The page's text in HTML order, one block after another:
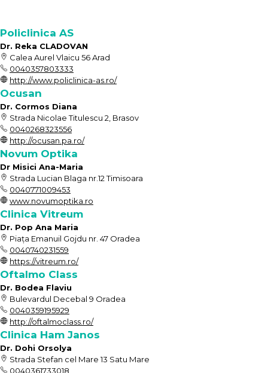
Policlinica AS
Dr. Reka CLADOVAN
Calea Aurel Vlaicu 56 Arad
0040357803333
http://www.policlinica-as.ro/
Ocusan
Dr. Cormos Diana
Strada Nicolae Titulescu 2, Brasov
0040268323556
http://ocusan.pa.ro/
Novum Optika
Dr Misici Ana-Maria
Strada Lucian Blaga nr.12 Timisoara
0040771009453
www.novumoptika.ro
Clinica Vitreum
Dr. Pop Ana Maria
Piața Emanuil Gojdu nr. 47 Oradea
0040740231559
https://vitreum.ro/
Oftalmo Class
Dr. Bodea Flaviu
Bulevardul Decebal 9 Oradea
0040359195929
http://oftalmoclass.ro/
Clinica Ham Janos
Dr. Dohi Orsolya
Strada Stefan cel Mare 13 Satu Mare
0040361733018